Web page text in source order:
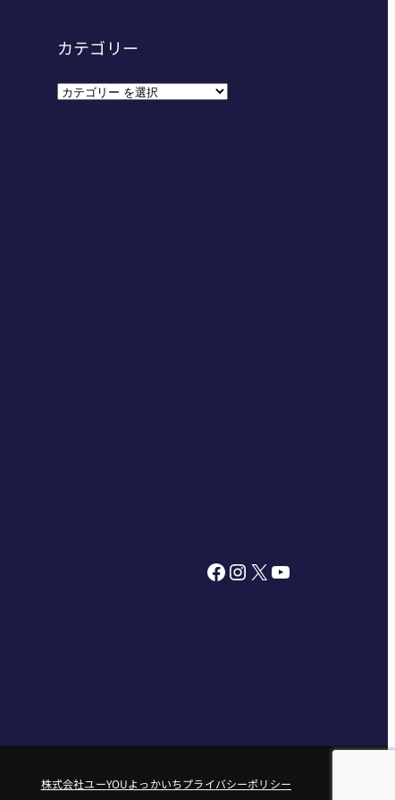
カテゴリー
カ
Facebook InstagramX YouTube
株式会社ユーYOUよっかいちプライバシーポリシー